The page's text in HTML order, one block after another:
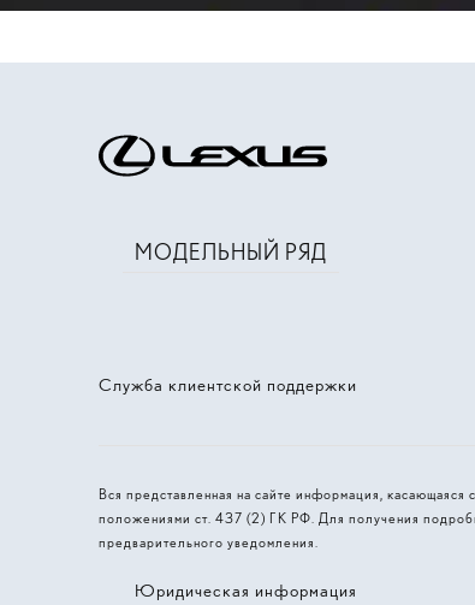
Служба клиентской поддержки
МОДЕЛЬНЫЙ РЯД
Вся представленная на сайте информация,
положениями ст. 437 (2) ГК РФ. Для получения
предварительного уведомления.
Юридическая информация